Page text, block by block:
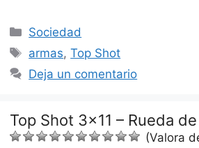
Categorías
Sociedad
Etiquetas
armas,Top Shot
Deja un comentario
Top Shot 3×11 – Rueda
(Valora